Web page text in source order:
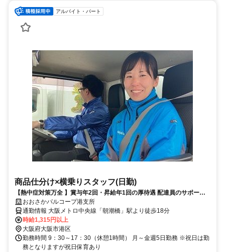
アルバイト・パート
商品仕分け×横乗りスタッフ(日勤)
【熱中症対策万全 】賞与年2回・昇給年1回の厚待遇 配達員のサポート
なので接客ナシ
おおさかパルコープ港支所
通勤情報 大阪メトロ中央線「朝潮橋」駅より徒歩18分
時給1,315円以上
大阪府大阪市港区
勤務時間 9：30～17：30（休憩1時間） 月～金週5日勤務 ※祝日は勤
務となりますが祝日保育あり